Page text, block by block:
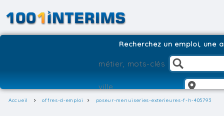
Recherchez un emploi, une
Accueil offres-d-emploi poseur-menuiseries-exterieures-f-h-405793